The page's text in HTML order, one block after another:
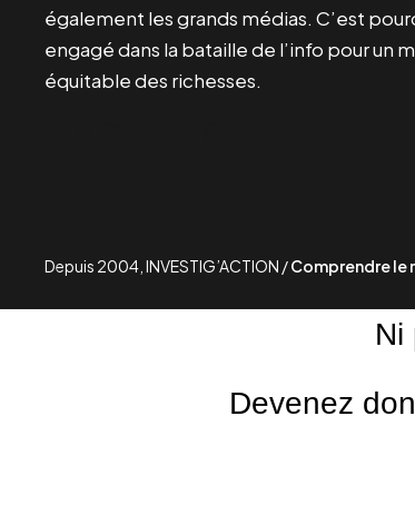
également les grands médias. C’est
engagé dans la bataille de l’info pour un
équitable des richesses.
Depuis 2004, INVESTIG’ACTION /Comprendre le
Ni
Devenez